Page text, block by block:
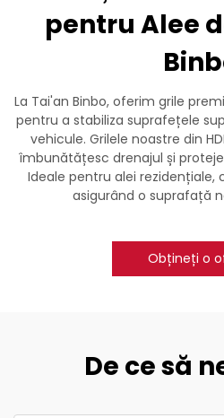
pentru Alee
La Tai'an Binbo, oferim grile
pentru a stabiliza suprafețele
vehicule. Grilele noastre din
îmbunătățesc drenajul și
Ideale pentru alei rezidențiale,
asigurând o suprafață
Obțineți o
De ce să